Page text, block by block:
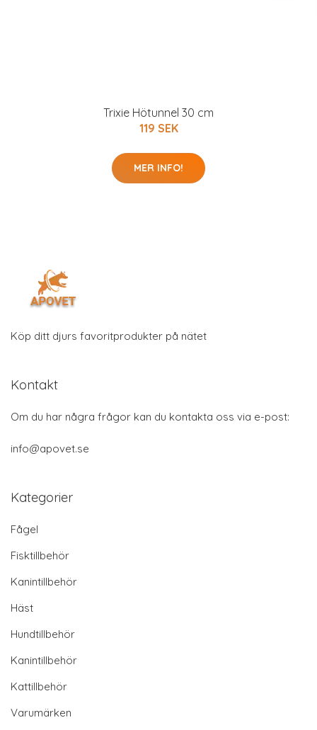
Trixie Hötunnel 30 cm
119 SEK
MER INFO!
Köp ditt djurs favoritprodukter på nätet
Kontakt
Om du har några frågor kan du kontakta oss via e-post:
info@apovet.se
Kategorier
Fågel
Fisktillbehör
Kanintillbehör
Häst
Hundtillbehör
Kanintillbehör
Kattillbehör
Varumärken